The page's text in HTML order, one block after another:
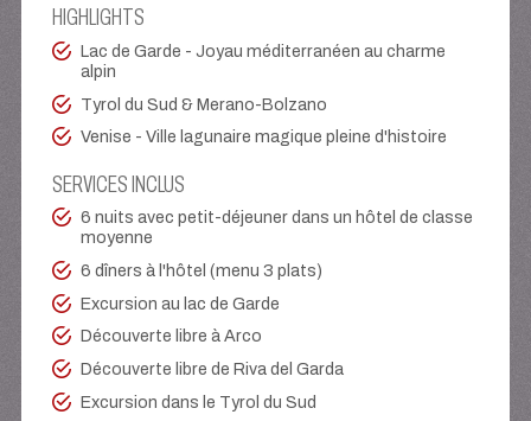
HIGHLIGHTS
Lac de Garde - Joyau méditerranéen au charme
alpin
Tyrol du Sud & Merano-Bolzano
Venise - Ville lagunaire magique pleine d'histoire
SERVICES INCLUS
6 nuits avec petit-déjeuner dans un hôtel de classe
moyenne
6 dîners à l'hôtel (menu 3 plats)
Excursion au lac de Garde
Découverte libre à Arco
Découverte libre de Riva del Garda
Excursion dans le Tyrol du Sud